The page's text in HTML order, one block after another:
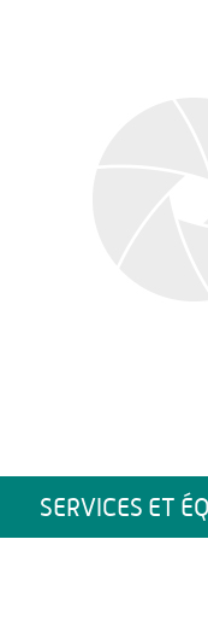
SERVICES ET